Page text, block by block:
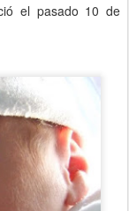
el pasado 10 de